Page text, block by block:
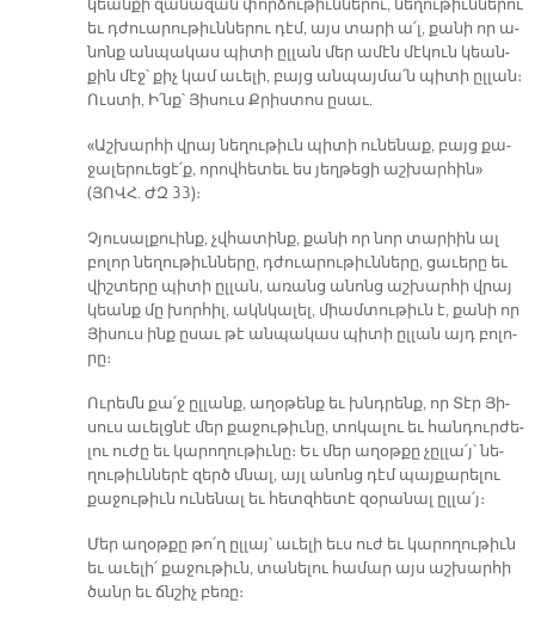
կեան­քի զա­նա­զան փոր­ձու­թիւն­նե­րու, նե­ղու­թիւն­նե­րու
եւ դժուա­րու­թիւն­նե­րու դէմ, այս տա­րի ա՛լ, քա­նի որ ա­
նոնք ան­պա­կաս պի­տի ըլ­լան մեր ա­մէն մէ­կուն կեան­
քին մէջ՝ քիչ կամ ա­ւե­լի, բայց ան­պայ­մա՛ն պի­տի ըլ­լան։
Ուս­տի, Ի՛նք՝ Յի­սուս Քրիս­տոս ը­սաւ.
«Աշ­խար­հի վրայ նե­ղու­թիւն պի­տի ու­նե­նաք, բայց քա­
ջա­լե­րուե­ցէ՛ք, ո­րով­հե­տեւ ես յեղ­թե­ցի աշ­խար­հին»
(ՅՈՎՀ. ԺԶ 33)։
Չ­յու­սալ­քուինք, չվհա­տինք, քա­նի որ նոր տա­րիին ալ
բո­լոր նե­ղու­թիւն­նե­րը, դժուա­րու­թիւն­նե­րը, ցա­ւե­րը եւ
վիշ­տե­րը պի­տի ըլ­լան, ա­ռանց ա­նոնց աշ­խար­հի վրայ
կեանք մը խոր­հիլ, ակն­կա­լել, միամ­տու­թիւն է, քա­նի որ
Յի­սուս ինք ը­սաւ թէ ան­պա­կաս պի­տի ըլ­լան այդ բո­լո­
րը։
Ու­րեմն քա՛ջ ըլ­լանք, ա­ղօ­թենք եւ խնդրենք, որ Տէր Յի­
սուս ա­ւելց­նէ մեր քա­ջու­թիւ­նը, տո­կա­լու եւ հան­դուր­ժե­
լու ու­ժը եւ կա­րո­ղու­թիւ­նը։ Եւ մեր ա­ղօթ­քը չըլ­լա՛յ՝ նե­
ղու­թիւն­նե­րէ զերծ մնալ, այլ ա­նոնց դէմ պայ­քա­րե­լու
քա­ջու­թիւն ու­նե­նալ եւ հետզ­հե­տէ զօ­րա­նալ ըլ­լա՛յ։
Մեր ա­ղօթ­քը թո՛ղ ըլ­լայ՝ ա­ւե­լի եւս ուժ եւ կա­րո­ղու­թիւն
եւ ա­ւե­լի՛ քա­ջու­թիւն, տա­նե­լու հա­մար այս աշ­խար­հի
ծանր եւ ճնշիչ բե­ռը։